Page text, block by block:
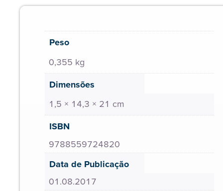
Peso
0,355 kg
Dimensões
1,5 × 14,3 × 21 cm
ISBN
9788559724820
Data de Publicação
01.08.2017